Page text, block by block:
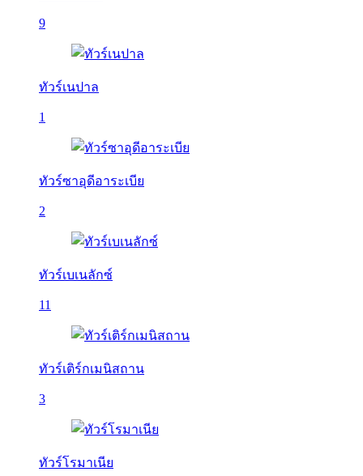
9
ทัวร์เนปาล
1
ทัวร์ซาอุดีอาระเบีย
2
ทัวร์เบเนลักซ์
11
ทัวร์เติร์กเมนิสถาน
3
ทัวร์โรมาเนีย